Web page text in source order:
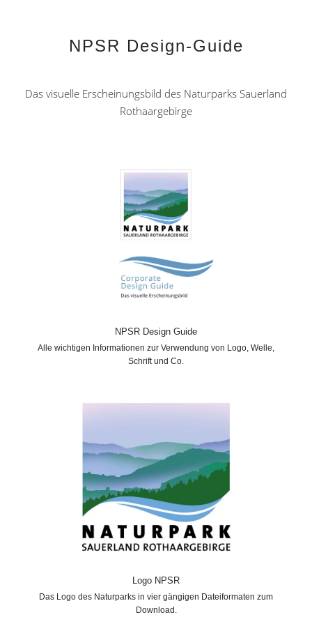
NPSR Design-Guide
Das visuelle Erscheinungsbild des Naturparks Sauerland
Rothaargebirge
NPSR Design Guide
Alle wichtigen Informationen zur Verwendung von Logo, Welle,
Schrift und Co.
Logo NPSR
Das Logo des Naturparks in vier gängigen Dateiformaten zum
Download.